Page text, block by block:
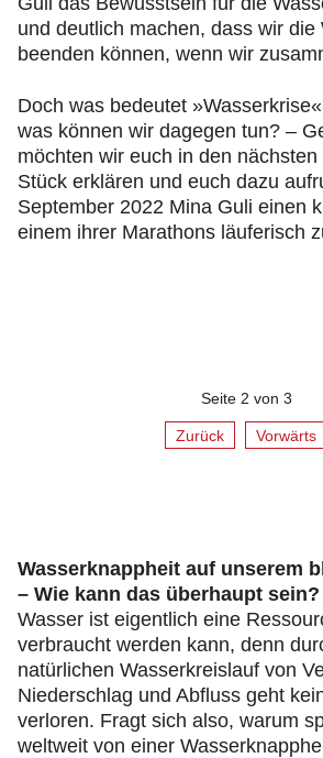
und deutlich machen, dass wir die
beenden können, wenn wir
Doch was bedeutet
was können wir dagegen tun? –
möchten wir euch in den
Stück erklären und euch dazu
September 2022 Mina Guli einen
einem ihrer Marathons läuferisch
Seite 2 von 3
Zurück Vorwärts
Wasserknappheit auf unserem
– Wie kann das überhaupt sein?
Wasser ist eigentlich eine
verbraucht werden kann, denn
natürlichen Wasserkreislauf von
Niederschlag und Abfluss geht
verloren. Fragt sich also, warum
weltweit von einer